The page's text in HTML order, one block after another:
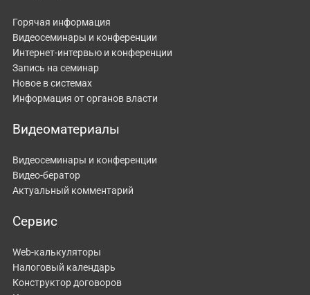
Горячая информация
Видеосеминары и конференции
Интернет-интервью и конференции
Запись на семинар
Новое в системах
Информация от органов власти
Видеоматериалы
Видеосеминары и конференции
Видео-бератор
Актуальный комментарий
Сервис
Web-калькуляторы
Налоговый календарь
Конструктор договоров